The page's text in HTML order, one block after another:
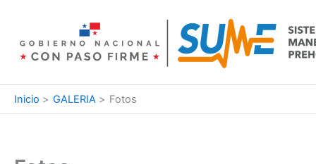
contenido
Inicio GALERIA Fotos